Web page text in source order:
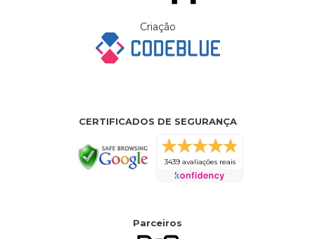
Criação
CERTIFICADOS DE SEGURANÇA
3439 avaliações reais
Parceiros